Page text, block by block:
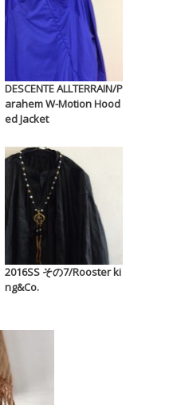
DESCENTE ALLTERRAIN/P
arahem W-Motion Hood
ed Jacket
2016SS その7/Rooster ki
ng&Co.